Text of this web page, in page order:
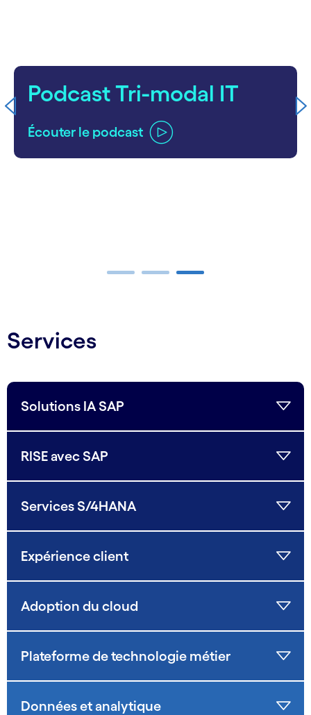
Podcast Tri-modal IT
Écouter le podcast
Services
Solutions IA SAP
RISE avec SAP
Services S/4HANA
Expérience client
Adoption du cloud
Plateforme de technologie métier
Données et analytique